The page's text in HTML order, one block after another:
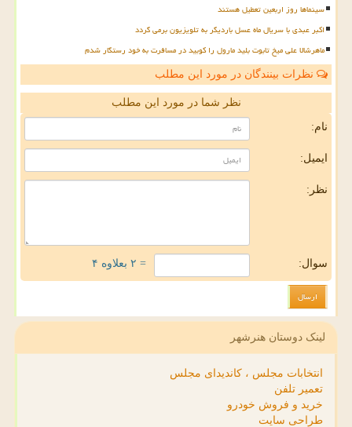
سینماها روز اربعین تعطیل هستند
اکبر عبدی با سریال ماه عسل باردیگر به تلویزیون برمی گردد
ماهرشالا علی میخ تابوت بلید مارول را کوبید در مسافرت به خود رستگار شدم
نظرات بینندگان در مورد این مطلب
نظر شما در مورد این مطلب
نام:
ایمیل:
نظر:
سوال: = ۲ بعلاوه ۴
لینک دوستان هنرشهر
انتخابات مجلس ، کاندیدای مجلس
تعمیر تلفن
خرید و فروش خودرو
طراحی سایت